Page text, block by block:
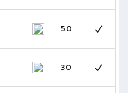
50
30